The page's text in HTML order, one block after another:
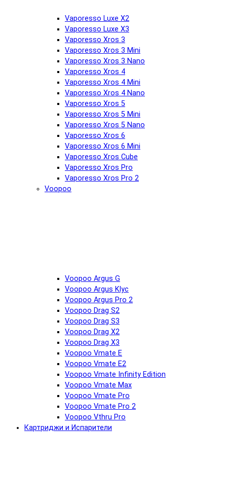
Vaporesso Luxe X2
Vaporesso Luxe X3
Vaporesso Xros 3
Vaporesso Xros 3 Mini
Vaporesso Xros 3 Nano
Vaporesso Xros 4
Vaporesso Xros 4 Mini
Vaporesso Xros 4 Nano
Vaporesso Xros 5
Vaporesso Xros 5 Mini
Vaporesso Xros 5 Nano
Vaporesso Xros 6
Vaporesso Xros 6 Mini
Vaporesso Xros Cube
Vaporesso Xros Pro
Vaporesso Xros Pro 2
Voopoo
Voopoo Argus G
Voopoo Argus Klyc
Voopoo Argus Pro 2
Voopoo Drag S2
Voopoo Drag S3
Voopoo Drag X2
Voopoo Drag X3
Voopoo Vmate E
Voopoo Vmate E2
Voopoo Vmate Infinity Edition
Voopoo Vmate Max
Voopoo Vmate Pro
Voopoo Vmate Pro 2
Voopoo Vthru Pro
Картриджи и Испарители